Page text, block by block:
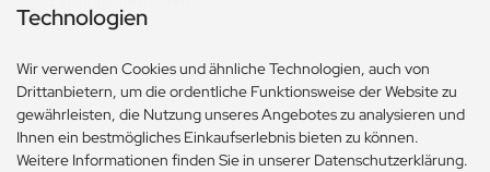
Social Media
Technologien
Wir verwenden Cookies und ähnliche Technologien, auch von
Drittanbietern, um die ordentliche Funktionsweise der Website zu
gewährleisten, die Nutzung unseres Angebotes zu analysieren und
Ihnen ein bestmögliches Einkaufserlebnis bieten zu können.
Weitere Informationen finden Sie in unserer Datenschutzerklärung.